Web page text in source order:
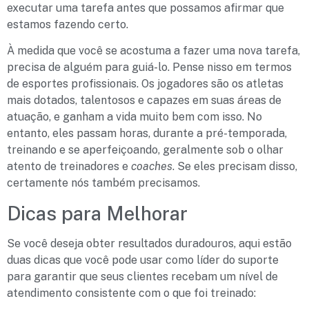
executar uma tarefa antes que possamos afirmar que
estamos fazendo certo.
À medida que você se acostuma a fazer uma nova tarefa,
precisa de alguém para guiá-lo. Pense nisso em termos
de esportes profissionais. Os jogadores são os atletas
mais dotados, talentosos e capazes em suas áreas de
atuação, e ganham a vida muito bem com isso. No
entanto, eles passam horas, durante a pré-temporada,
treinando e se aperfeiçoando, geralmente sob o olhar
atento de treinadores e coaches. Se eles precisam disso,
certamente nós também precisamos.
Dicas para Melhorar
Se você deseja obter resultados duradouros, aqui estão
duas dicas que você pode usar como líder do suporte
para garantir que seus clientes recebam um nível de
atendimento consistente com o que foi treinado: